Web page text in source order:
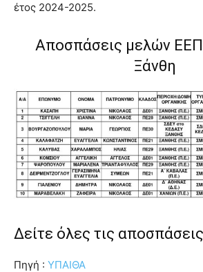
έτος 2024-2025.
Αποσπάσεις μελών
Ξάνθη
Δείτε όλες τις αποσπάσεις
Πηγή : ΥΠΑΙΘΑ